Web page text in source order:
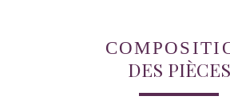
DES PIÈCES